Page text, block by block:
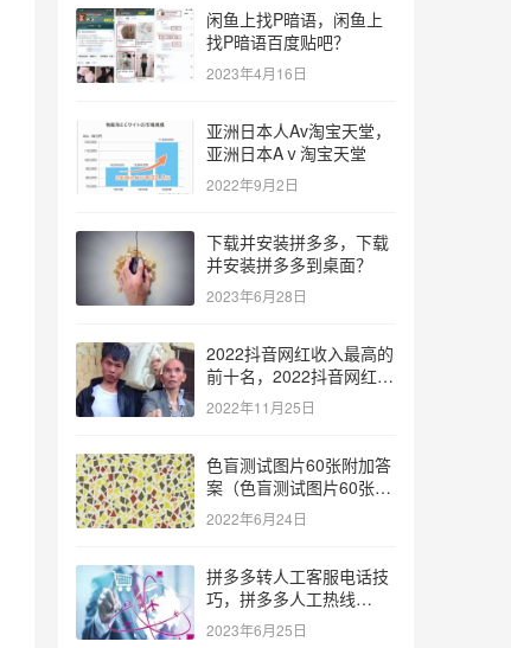
闲鱼上找P暗语，闲鱼上
找P暗语百度贴吧？
2023年4月16日
亚洲日本人Av淘宝天堂，
亚洲日本Aⅴ淘宝天堂
2022年9月2日
下载并安装拼多多，下载
并安装拼多多到桌面？
2023年6月28日
2022抖音网红收入最高的
前十名，2022抖音网红收
入最高的前十名有哪些？
2022年11月25日
色盲测试图片60张附加答
案（色盲测试图片60张复
杂）
2022年6月24日
拼多多转人工客服电话技
巧，拼多多人工热线
9541344？
2023年6月25日